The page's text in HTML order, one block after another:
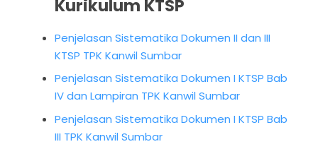
Kurikulum KTSP
Penjelasan Sistematika Dokumen II dan III
KTSP TPK Kanwil Sumbar
Penjelasan Sistematika Dokumen I KTSP Bab
IV dan Lampiran TPK Kanwil Sumbar
Penjelasan Sistematika Dokumen I KTSP Bab
III TPK Kanwil Sumbar